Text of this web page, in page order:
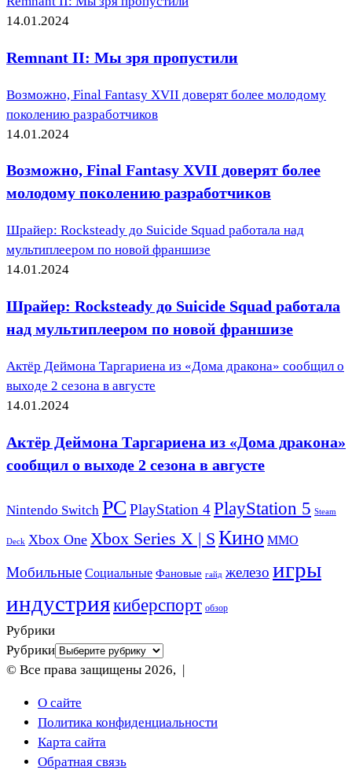
14.01.2024
Remnant II: Мы зря пропустили
Возможно, Final Fantasy XVII доверят более молодому
поколению разработчиков
14.01.2024
Возможно, Final Fantasy XVII доверят более
молодому поколению разработчиков
Шрайер: Rocksteady до Suicide Squad работала над
мультиплеером по новой франшизе
14.01.2024
Шрайер: Rocksteady до Suicide Squad работала
над мультиплеером по новой франшизе
Актёр Деймона Таргариена из «Дома дракона» сообщил о
выходе 2 сезона в августе
14.01.2024
Актёр Деймона Таргариена из «Дома дракона»
сообщил о выходе 2 сезона в августе
Nintendo Switch PC PlayStation 4PlayStation 5 Steam
Deck Xbox One Xbox Series X | S Кино ММО
Мобильные Социальные Фановые гайд железо игры
индустриякиберспорт обзор
Рубрики
Рубрики
© Все права защищены 2026, |
О сайте
Политика конфиденциальности
Карта сайта
Обратная связь